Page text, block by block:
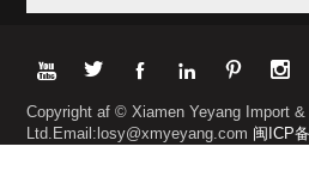
     
Copyright af © Xiamen Yeyang Import &
Ltd.Email:losy@xmyeyang.com 闽ICP